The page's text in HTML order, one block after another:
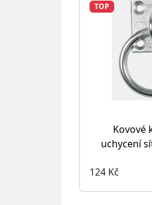
TOP
Kovové
uchycení
124 Kč